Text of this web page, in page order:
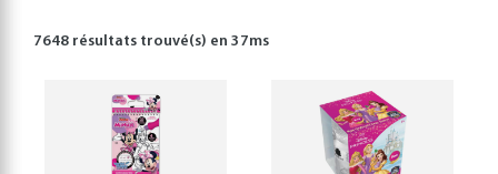
7648 résultats trouvé(s) en37ms